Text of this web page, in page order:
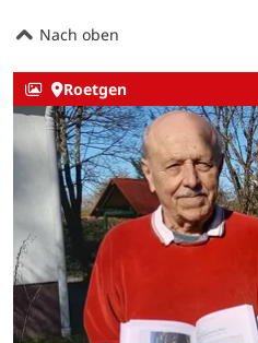
Nach oben
Roetgen